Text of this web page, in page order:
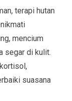
terapi hutan
mencium
segar di kulit.
suasana